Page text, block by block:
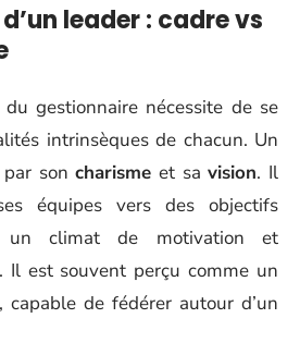
leader : cadre vs
gestionnaire nécessite de se
intrinsèques de chacun. Un
par soncharisme et savision. Il
équipes vers des objectifs
un climat de motivation et
Il est souvent perçu comme un
capable de fédérer autour d’un